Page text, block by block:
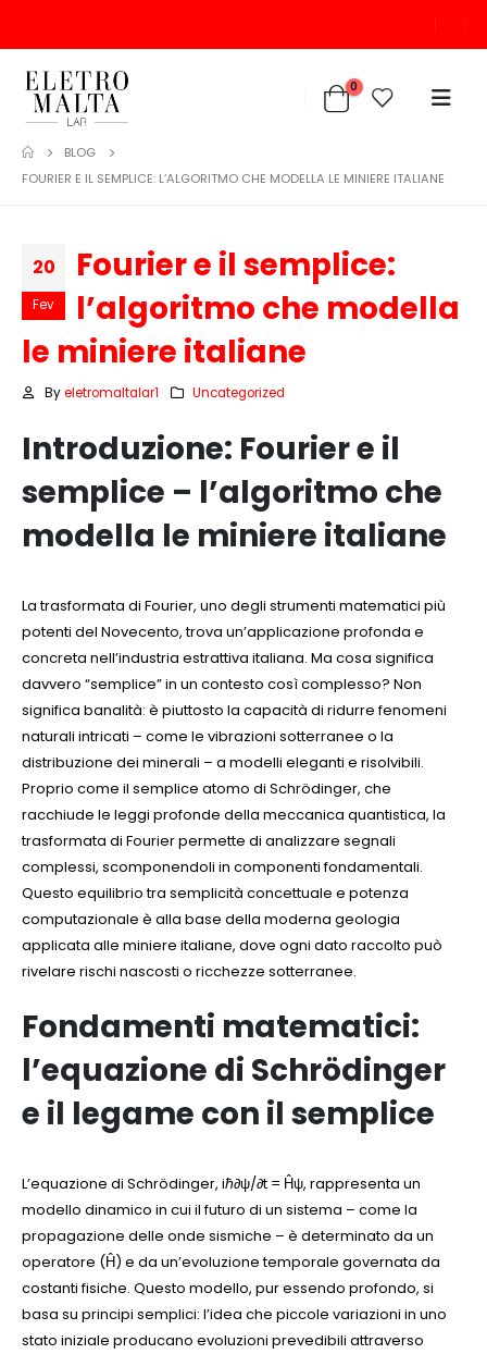
0
BLOG
FOURIER E IL SEMPLICE: L’ALGORITMO CHE MODELLA LE MINIERE ITALIANE
20
Fev
Fourier e il semplice:
l’algoritmo che modella
le miniere italiane
By eletromaltalar1 Uncategorized
Introduzione: Fourier e il
semplice – l’algoritmo che
modella le miniere italiane
La trasformata di Fourier, uno degli strumenti matematici più
potenti del Novecento, trova un’applicazione profonda e
concreta nell’industria estrattiva italiana. Ma cosa significa
davvero “semplice” in un contesto così complesso? Non
significa banalità: è piuttosto la capacità di ridurre fenomeni
naturali intricati – come le vibrazioni sotterranee o la
distribuzione dei minerali – a modelli eleganti e risolvibili.
Proprio come il semplice atomo di Schrödinger, che
racchiude le leggi profonde della meccanica quantistica, la
trasformata di Fourier permette di analizzare segnali
complessi, scomponendoli in componenti fondamentali.
Questo equilibrio tra semplicità concettuale e potenza
computazionale è alla base della moderna geologia
applicata alle miniere italiane, dove ogni dato raccolto può
rivelare rischi nascosti o ricchezze sotterranee.
Fondamenti matematici:
l’equazione di Schrödinger
e il legame con il semplice
L’equazione di Schrödinger, iℏ∂ψ/∂t = Ĥψ, rappresenta un
modello dinamico in cui il futuro di un sistema – come la
propagazione delle onde sismiche – è determinato da un
operatore (Ĥ) e da un’evoluzione temporale governata da
costanti fisiche. Questo modello, pur essendo profondo, si
basa su principi semplici: l’idea che piccole variazioni in uno
stato iniziale producano evoluzioni prevedibili attraverso